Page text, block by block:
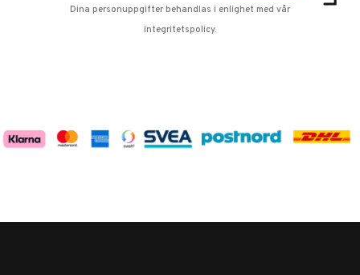
Dina personuppgifter behandlas i enlighet med vår
integritetspolicy.